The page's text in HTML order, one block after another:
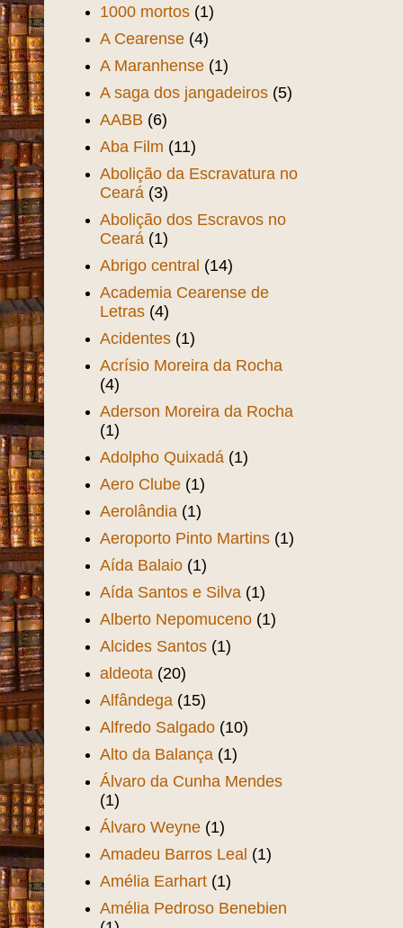
1000 mortos (1)
A Cearense (4)
A Maranhense (1)
A saga dos jangadeiros (5)
AABB (6)
Aba Film (11)
Abolição da Escravatura no
Ceará (3)
Abolição dos Escravos no
Ceará (1)
Abrigo central (14)
Academia Cearense de
Letras (4)
Acidentes (1)
Acrísio Moreira da Rocha
(4)
Aderson Moreira da Rocha
(1)
Adolpho Quixadá (1)
Aero Clube (1)
Aerolândia (1)
Aeroporto Pinto Martins (1)
Aída Balaio (1)
Aída Santos e Silva (1)
Alberto Nepomuceno (1)
Alcides Santos (1)
aldeota (20)
Alfândega (15)
Alfredo Salgado (10)
Alto da Balança (1)
Álvaro da Cunha Mendes
(1)
Álvaro Weyne (1)
Amadeu Barros Leal (1)
Amélia Earhart (1)
Amélia Pedroso Benebien